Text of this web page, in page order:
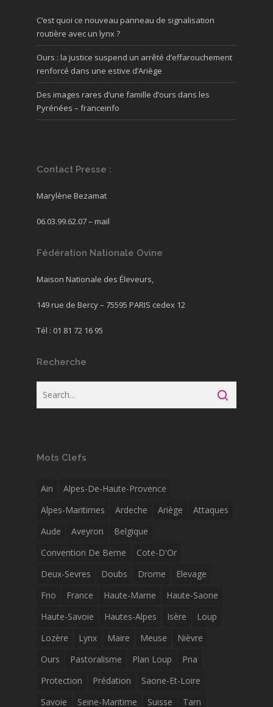
C’est quoi ce nouveau panneau de signalisation
routière avec un lynx ?
Ours : la justice suspend un arrêté d’effarouchement
renforcé dans une estive d’Ariège
Des images rares d’une famille d’ours dans les
Pyrénées – franceinfo
Contact Presse :
Marylène Bezamat
06.03.99.62.07 – mail
Fédération Nationale Ovine
Maison Nationale des Éleveurs,
149 rue de Bercy – 75595 PARIS cedex 12
Tél : 01 81 72 16 95
Recherche
Mots Clefs
Ain
Alpes-De-Haute-Provence
Alpes-Maritimes
Ardeche Ariège
Attaques
Aude
Aveyron
Belgique
Convention De Berne
Cote-D'Or
Deux-Sevres
Doubs Drome
Elevage
Fno
France Haute-Marne
Haute-Saone
Haute-Savoie
Hautes-Alpes Isère
Loup
Lozère
Lynx Maire Meuse
Nièvre
Ours
Pastoralisme Plan Loup
Pna
Protection
Prédation
Saone-Et-Loire
Savoie
Seine-Maritime Suisse Tarn